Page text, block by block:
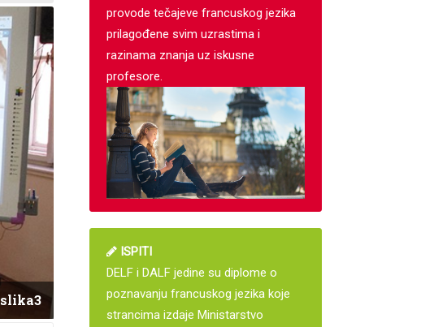
slika3
provode tečajeve francuskog jezika
prilagođene svim uzrastima i
razinama znanja uz iskusne
profesore.
ISPITI
DELF i DALF jedine su diplome o
poznavanju francuskog jezika koje
strancima izdaje Ministarstvo